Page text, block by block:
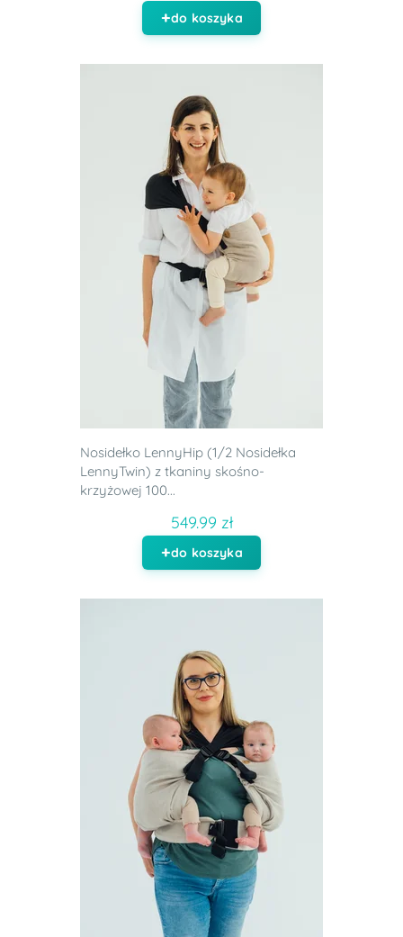
do koszyka
Nosidełko LennyHip (1/2 Nosidełka
LennyTwin) z tkaniny skośno-
krzyżowej 100...
549.99 zł
do koszyka